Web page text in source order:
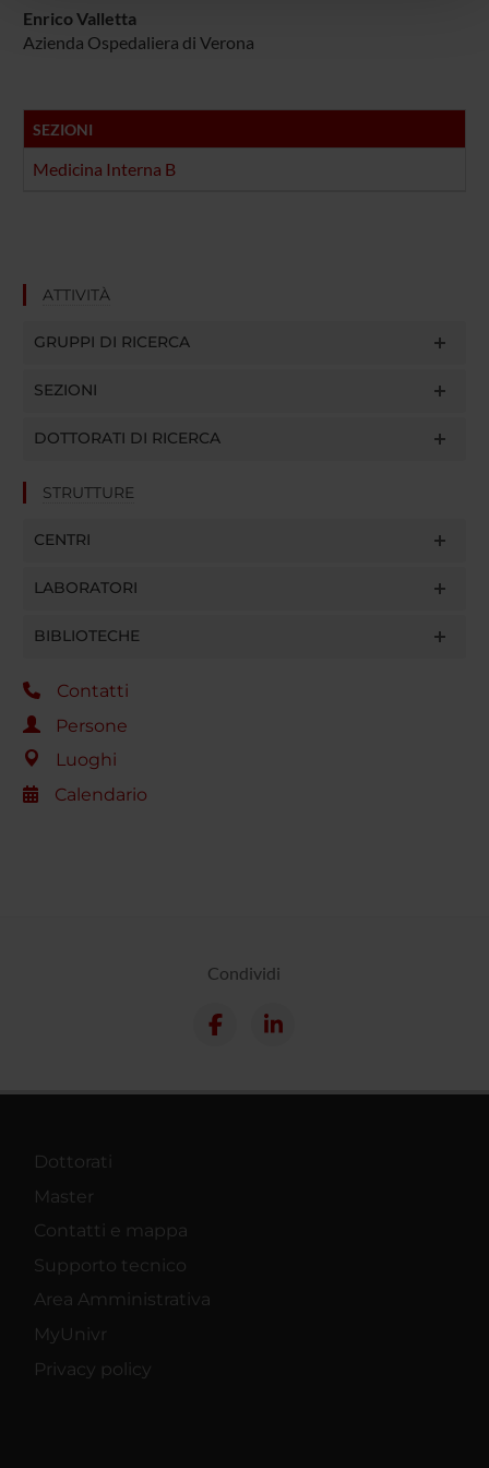
con altre informazioni che hai fornito loro o che hanno
Enrico Valletta
Azienda Ospedaliera di Verona
SEZIONI
Medicina Interna B
ATTIVITÀ
GRUPPI DI RICERCA
SEZIONI
DOTTORATI DI RICERCA
STRUTTURE
CENTRI
LABORATORI
BIBLIOTECHE
Contatti
Persone
Luoghi
Calendario
Condividi
Dottorati
Master
Contatti e mappa
Supporto tecnico
Area Amministrativa
MyUnivr
Privacy policy